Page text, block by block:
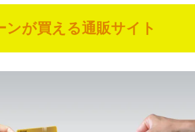
が買える通販サイト